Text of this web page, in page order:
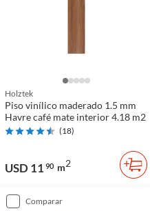
Holztek
Piso vinílico maderado 1.5 mm
Havre café mate interior 4.18 m2
(18)
USD 11 90 m2
comparar